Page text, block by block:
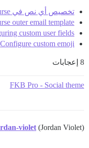
تخصيص أي نص في Discourse
outer email template
custom user fields
Configure custom emoji
8 إعجابات
FKB Pro - Social theme
violet (Jordan Violet)